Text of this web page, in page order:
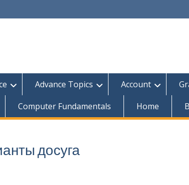
Advance Topics Account
Computer Fundamentals Home
досуга